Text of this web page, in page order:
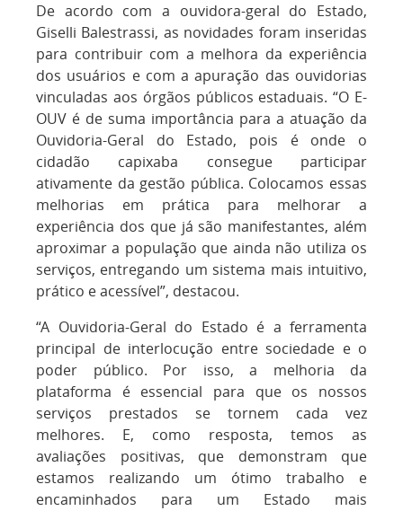
De acordo com a ouvidora-geral do Estado,
Giselli Balestrassi, as novidades foram inseridas
para contribuir com a melhora da experiência
dos usuários e com a apuração das ouvidorias
vinculadas aos órgãos públicos estaduais. “O E-
OUV é de suma importância para a atuação da
Ouvidoria-Geral do Estado, pois é onde o
cidadão capixaba consegue participar
ativamente da gestão pública. Colocamos essas
melhorias em prática para melhorar a
experiência dos que já são manifestantes, além
aproximar a população que ainda não utiliza os
serviços, entregando um sistema mais intuitivo,
prático e acessível”, destacou.
“A Ouvidoria-Geral do Estado é a ferramenta
principal de interlocução entre sociedade e o
poder público. Por isso, a melhoria da
plataforma é essencial para que os nossos
serviços prestados se tornem cada vez
melhores. E, como resposta, temos as
avaliações positivas, que demonstram que
estamos realizando um ótimo trabalho e
encaminhados para um Estado mais